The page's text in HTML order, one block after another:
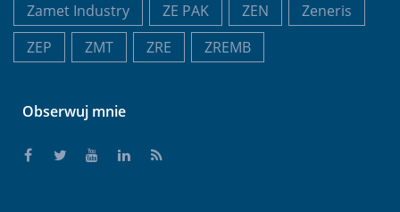
Zamet Industry
ZE PAK ZEN
Zeneris
ZEP
ZMT ZRE ZREMB
Obserwuj mnie